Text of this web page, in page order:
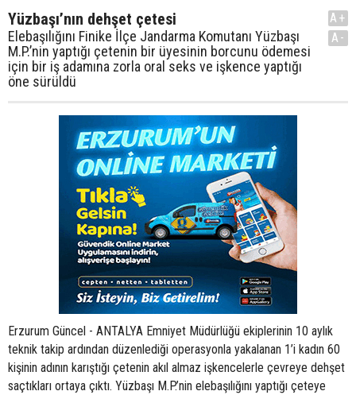
Yüzbaşı’nın dehşet çetesi
Elebaşılığını Finike İlçe Jandarma Komutanı Yüzbaşı
M.P.’nin yaptığı çetenin bir üyesinin borcunu ödemesi
için bir iş adamına zorla oral seks ve işkence yaptığı
öne sürüldü
A+
A-
Erzurum Güncel - ANTALYA Emniyet Müdürlüğü ekiplerinin 10 aylık
teknik takip ardından düzenlediği operasyonla yakalanan 1’i kadın 60
kişinin adının karıştığı çetenin akıl almaz işkencelerle çevreye dehşet
saçtıkları ortaya çıktı. Yüzbaşı M.P.’nin elebaşılığını yaptığı çeteye